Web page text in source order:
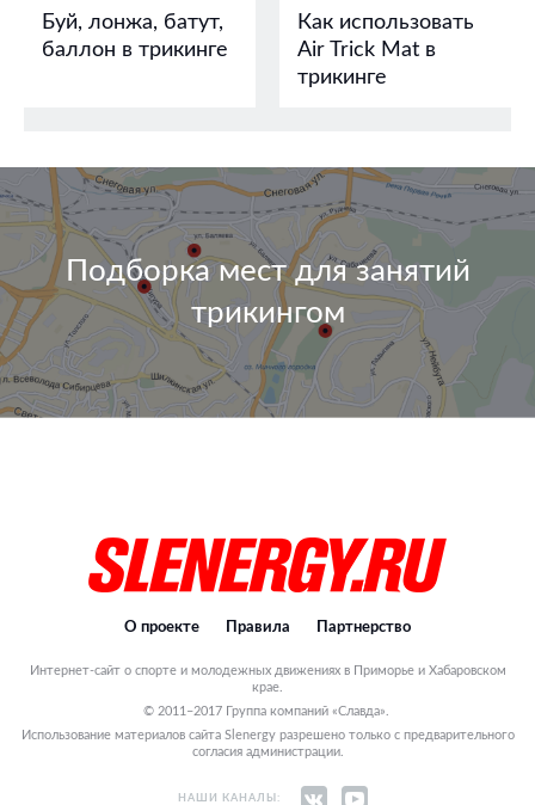
Буй, лонжа, батут,
баллон в трикинге
Как использовать
Air Trick Mat в
трикинге
Подборка мест для занятий
трикингом
О проекте Правила Партнерство
Интернет-сайт о спорте и молодежных движениях в Приморье и Хабаровском
крае.
© 2011–2017 Группа компаний «Славда».
Использование материалов сайта Slenergy разрешено только с предварительного
согласия администрации.
НАШИ КАНАЛЫ: